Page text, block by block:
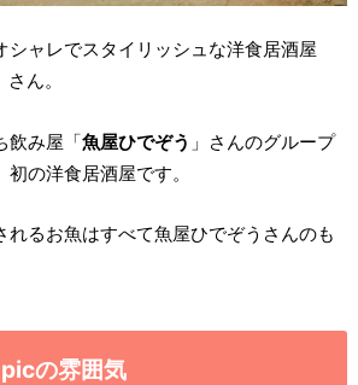
シャレでスタイリッシュな洋食居酒屋
さん。
飲み屋「魚屋ひでぞう 」さんのグループ
の洋食居酒屋です。
れるお魚はすべて魚屋ひでぞうさんのも
の雰囲気